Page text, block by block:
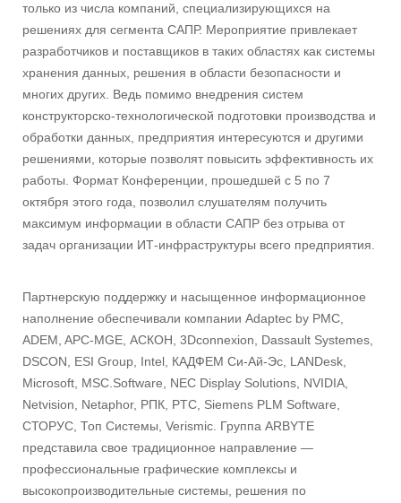
только из числа компаний, специализирующихся на
решениях для сегмента САПР. Мероприятие привлекает
разработчиков и поставщиков в таких областях как системы
хранения данных, решения в области безопасности и
многих других. Ведь помимо внедрения систем
конструкторско-технологической подготовки производства и
обработки данных, предприятия интересуются и другими
решениями, которые позволят повысить эффективность их
работы. Формат Конференции, прошедшей с 5 по 7
октября этого года, позволил слушателям получить
максимум информации в области САПР без отрыва от
задач организации ИТ-инфраструктуры всего предприятия.
Партнерскую поддержку и насыщенное информационное
наполнение обеспечивали компании Adaptec by PMC,
ADEM, APC-MGE, АСКОН, 3Dсonnexion, Dassault Systemes,
DSCON, ESI Group, Intel, КАДФЕМ Си-Ай-Эс, LANDesk,
Microsoft, MSC.Software, NEC Display Solutions, NVIDIA,
Netvision, Netaphor, РПК, PTC, Siemens PLM Software,
СТОРУС, Топ Системы, Verismic. Группа ARBYTE
представила свое традиционное направление —
профессиональные графические комплексы и
высокопроизводительные системы, решения по